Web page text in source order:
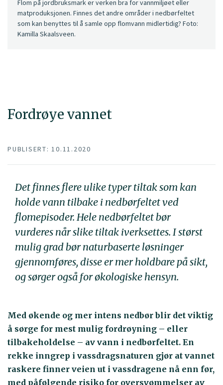
Fordrøye vannet
Flom på jordbruksmark er verken bra for vannmiljøet eller
matproduksjonen. Finnes det andre områder i nedbørfeltet
som kan benyttes til å samle opp flomvann midlertidig? Foto:
Kamilla Skaalsveen.
PUBLISERT: 10.11.2020
Det finnes flere ulike typer tiltak som kan
holde vann tilbake i nedbørfeltet ved
flomepisoder. Hele nedbørfeltet bør
vurderes når slike tiltak iverksettes. I størst
mulig grad bør naturbaserte løsninger
gjennomføres, disse er mer holdbare på sikt,
og sørger også for økologiske hensyn.
Med økende og mer intens nedbør blir det viktig
å sørge for mest mulig fordrøyning – eller
tilbakeholdelse – av vann i nedbørfeltet. En
rekke inngrep i vassdragsnaturen gjør at vannet
raskere finner veien ut i vassdragene nå enn før,
med påfølgende risiko for oversvømmelser av